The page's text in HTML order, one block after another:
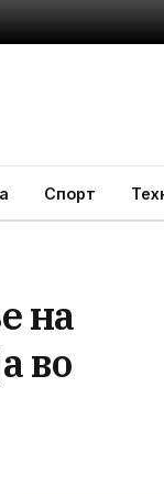
Спорт
на
во